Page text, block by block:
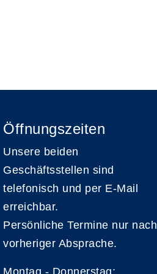
Öffnungszeiten
Unsere beiden
Geschäftsstellen sind
telefonisch und per E-Mail
erreichbar.
Persönliche Termine nur nach
vorheriger Absprache.
Montag - Donnerstag: